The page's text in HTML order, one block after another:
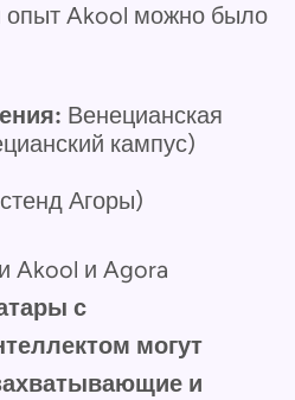
опыт Akool можно было
Венецианская
кампус)
Агоры)
Akool и Agora
с
могут
и